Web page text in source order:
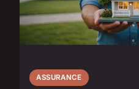
ASSURANCE